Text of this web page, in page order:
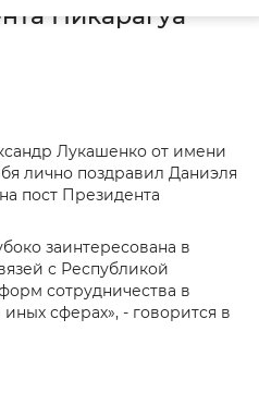
Никарагуа
Лукашенко от имени
лично поздравил Даниэля
пост Президента
заинтересована в
с Республикой
сотрудничества в
сферах», - говорится в